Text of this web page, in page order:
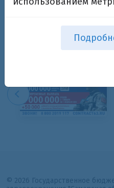
© 2026 Государственное